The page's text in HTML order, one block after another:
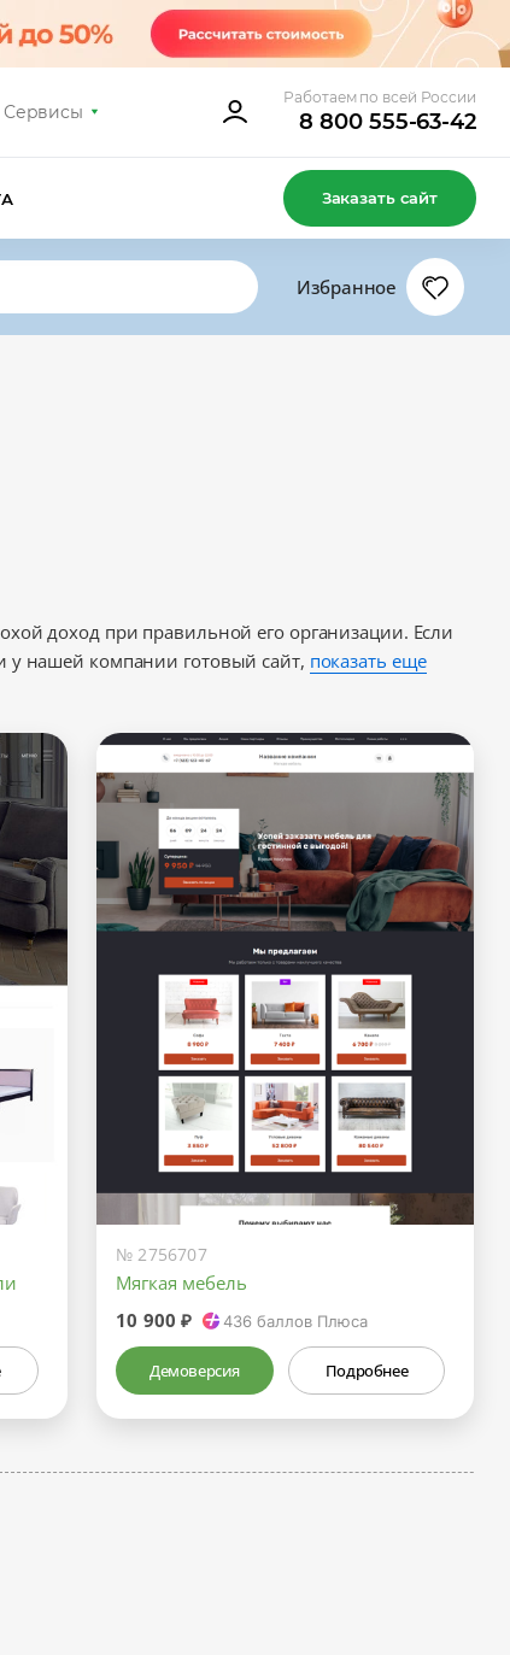
Сервисы
Работаем по всей России
8 800 555-63-42
Заказать сайт
Избранное
доход при правильной его организации. Если
у нашей компании готовый сайт, показать еще
№ 2756707
Мягкая мебель
10 900 ₽
436баллов Плюса
Демоверсия Подробнее